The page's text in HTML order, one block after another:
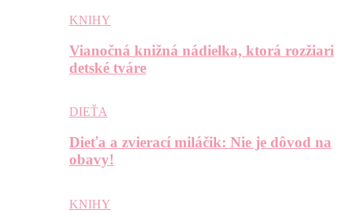
KNIHY
Vianočná knižná nádielka, ktorá rozžiari
detské tváre
DIEŤA
Dieťa a zvierací miláčik: Nie je dôvod na
obavy!
KNIHY